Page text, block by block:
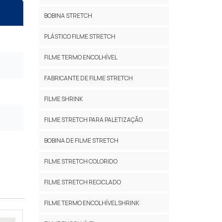
BOBINA STRETCH
PLÁSTICO FILME STRETCH
FILME TERMO ENCOLHÍVEL
FABRICANTE DE FILME STRETCH
FILME SHRINK
FILME STRETCH PARA PALETIZAÇÃO
BOBINA DE FILME STRETCH
FILME STRETCH COLORIDO
FILME STRETCH RECICLADO
FILME TERMO ENCOLHÍVEL SHRINK